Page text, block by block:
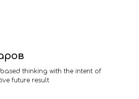
thinking with the intent of
future result